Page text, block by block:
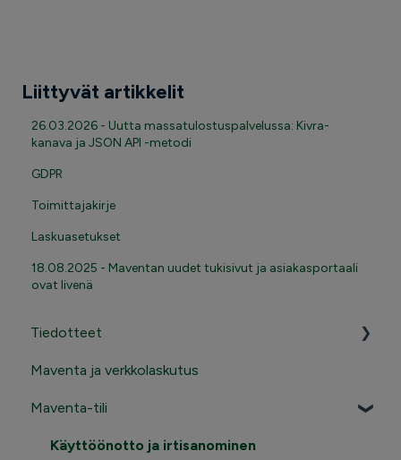
Liittyvät artikkelit
26.03.2026 - Uutta massatulostuspalvelussa: Kivra-
kanava ja JSON API -metodi
GDPR
Toimittajakirje
Laskuasetukset
18.08.2025 - Maventan uudet tukisivut ja asiakasportaali
ovat livenä
Tiedotteet
Tärkeät tiedotteet
Tuoteuutiset
Maventa ja verkkolaskutus
Maventa-tili
Käyttöönotto ja irtisanominen